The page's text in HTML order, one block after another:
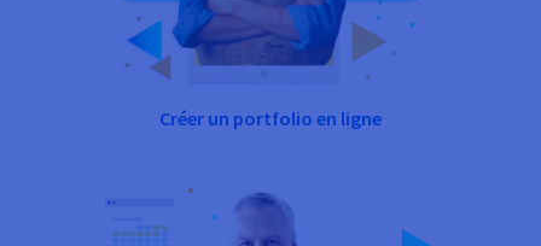
Créer un portfolio en ligne